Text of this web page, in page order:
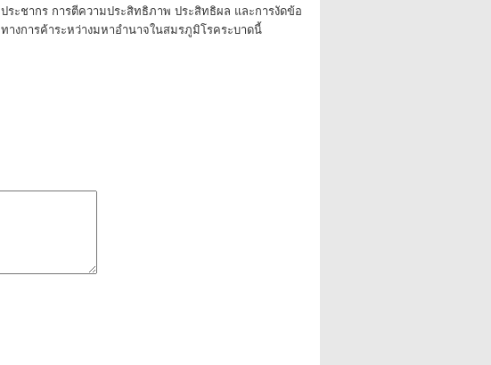
ประชากร การตีความประสิทธิภาพ ประสิทธิผล และการงัดข้อ
ทางการค้าระหว่างมหาอำนาจในสมรภูมิโรคระบาดนี้